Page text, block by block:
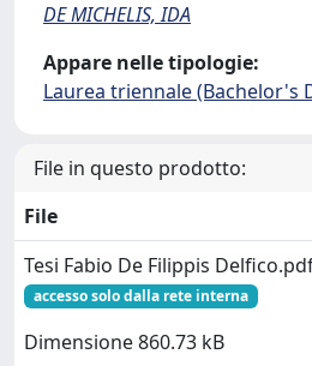
DE MICHELIS, IDA
Appare nelle tipologie:
Laurea triennale (Bachelor's
File in questo prodotto:
File
Tesi Fabio De Filippis
accesso solo dalla rete interna
Dimensione 860.73 kB